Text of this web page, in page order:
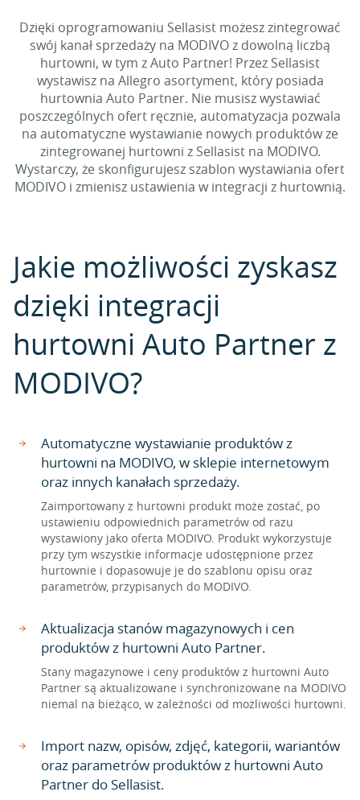
Dzięki oprogramowaniu Sellasist możesz zintegrować
swój kanał sprzedaży na MODIVO z dowolną liczbą
hurtowni, w tym z Auto Partner! Przez Sellasist
wystawisz na Allegro asortyment, który posiada
hurtownia Auto Partner. Nie musisz wystawiać
poszczególnych ofert ręcznie, automatyzacja pozwala
na automatyczne wystawianie nowych produktów ze
zintegrowanej hurtowni z Sellasist na MODIVO.
Wystarczy, że skonfigurujesz szablon wystawiania ofert
MODIVO i zmienisz ustawienia w integracji z hurtownią.
Jakie możliwości zyskasz
dzięki integracji
hurtowni Auto Partner z
MODIVO?
Automatyczne wystawianie produktów z
hurtowni na MODIVO, w sklepie internetowym
oraz innych kanałach sprzedaży.
Zaimportowany z hurtowni produkt może zostać, po
ustawieniu odpowiednich parametrów od razu
wystawiony jako oferta MODIVO. Produkt wykorzystuje
przy tym wszystkie informacje udostępnione przez
hurtownie i dopasowuje je do szablonu opisu oraz
parametrów, przypisanych do MODIVO.
Aktualizacja stanów magazynowych i cen
produktów z hurtowni Auto Partner.
Stany magazynowe i ceny produktów z hurtowni Auto
Partner są aktualizowane i synchronizowane na MODIVO
niemal na bieżąco, w zależności od możliwości hurtowni.
Import nazw, opisów, zdjęć, kategorii, wariantów
oraz parametrów produktów z hurtowni Auto
Partner do Sellasist.